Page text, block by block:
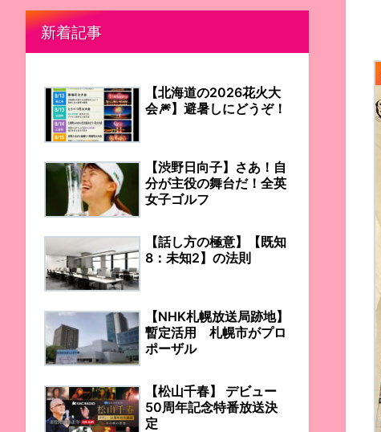
新着記事
【北海道の2026花火大
会🎆】避暑しにどうぞ！
【渋野日向子】さあ！自
分が主役の舞台だ！全英
女子ゴルフ
【話し方の極意】【既知
8：未知2】の法則
【NHK札幌放送局跡地】
暫定活用 札幌市がプロ
ポーザル
【松山千春】 デビュー
50周年記念特番放送決
定